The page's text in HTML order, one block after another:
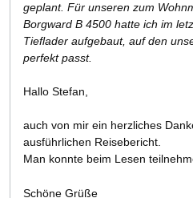
geplant. Für unseren zum
Borgward B 4500 hatte ich im
Tieflader aufgebaut, auf den
perfekt passt.
Hallo Stefan,
auch von mir ein herzliches
ausführlichen Reisebericht.
Man konnte beim Lesen
Schöne Grüße